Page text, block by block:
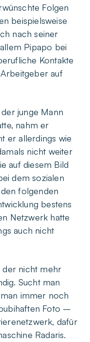
Folgen
beispielsweise
nach seiner
Pipapo bei
Kontakte
auf
junge Mann
nahm er
er allerdings wie
nicht weiter
auf diesem Bild
dem sozialen
folgenden
bestens
Netzwerk hatte
auch nicht
der nicht mehr
Sucht man
immer noch
Foto –
dafür
Radaris.